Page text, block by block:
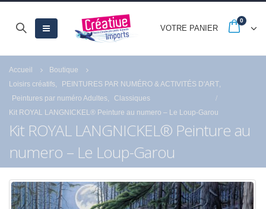
VOTRE PANIER
0
Accueil
Boutique
Loisirs créatifs
PEINTURES PAR NUMÉRO & ACTIVITÉS D'ART
Peintures par numéro Adultes
Classiques
Kit ROYAL LANGNICKEL® Peinture au numero – Le Loup-Garou
Kit ROYAL LANGNICKEL® Peinture au
numero – Le Loup-Garou